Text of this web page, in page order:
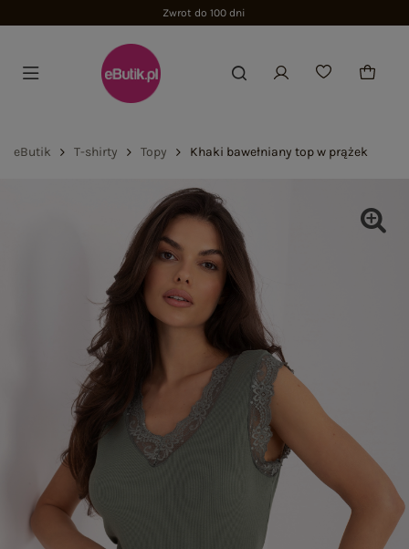
Zwrot do 100 dni
eButik T-shirty Topy Khaki bawełniany top w prążek